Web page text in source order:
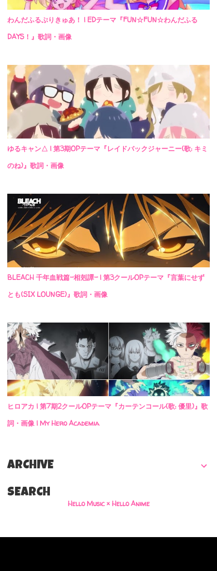
わんだふるぷりきゅあ！ | EDテーマ『FUN☆FUN☆わんだふる
DAYS！』歌詞・画像
ゆるキャン△ | 第3期OPテーマ『レイドバックジャーニー(歌: キミ
のね)』歌詞・画像
BLEACH 千年血戦篇-相剋譚- | 第3クールOPテーマ『言葉にせず
とも(SIX LOUNGE)』歌詞・画像
ヒロアカ | 第7期2クールOPテーマ『カーテンコール(歌: 優里)』歌
詞・画像 | My Hero Academia
ARCHIVE
SEARCH
Hello Music × Hello Anime